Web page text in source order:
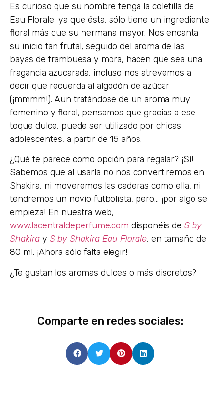
Es curioso que su nombre tenga la coletilla de
Eau Florale, ya que ésta, sólo tiene un ingrediente
floral más que su hermana mayor. Nos encanta
su inicio tan frutal, seguido del aroma de las
bayas de frambuesa y mora, hacen que sea una
fragancia azucarada, incluso nos atrevemos a
decir que recuerda al algodón de azúcar
(¡mmmm!). Aun tratándose de un aroma muy
femenino y floral, pensamos que gracias a ese
toque dulce, puede ser utilizado por chicas
adolescentes, a partir de 15 años.
¿Qué te parece como opción para regalar? ¡Sí!
Sabemos que al usarla no nos convertiremos en
Shakira, ni moveremos las caderas como ella, ni
tendremos un novio futbolista, pero… ¡por algo se
empieza! En nuestra web,
www.lacentraldeperfume.com disponéis de S by
Shakira y S by Shakira Eau Florale, en tamaño de
80 ml. ¡Ahora sólo falta elegir!
¿Te gustan los aromas dulces o más discretos?
Comparte en redes sociales: